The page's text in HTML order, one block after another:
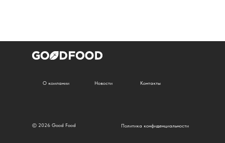
© 2026 Good Food
О компании Новости Контакты
Политика конфиденциальности